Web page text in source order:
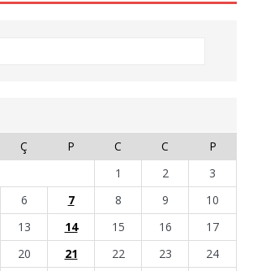
Ç P C C
P
1
2
3
6 7 8 9
10
13 14 15 16
17
20 21 22 23
24